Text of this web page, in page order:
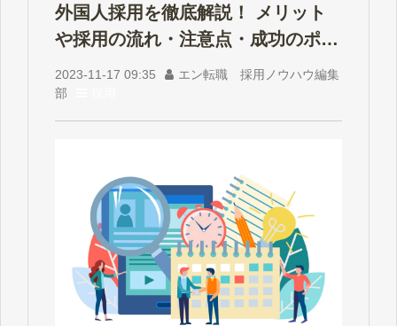
外国人採用を徹底解説！ メリット
や採用の流れ・注意点・成功のポイ
ント
2023-11-17 09:35
エン転職 採用ノウハウ編集
部